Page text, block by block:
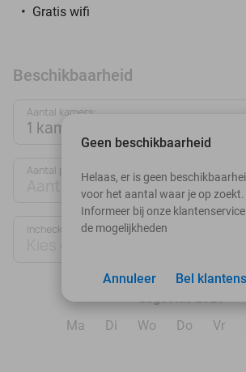
Gratis wifi
Beschikbaarheid
Aantal kamers:
1 kamer
Aantal personen:
Aantal personen
Inchecken
Ma
Di Wo Do Vr
Geen beschikbaarheid
Helaas, er is geen
voor het aantal waar je op zoekt.
Informeer bij onze
de mogelijkheden
Bel
Annuleer